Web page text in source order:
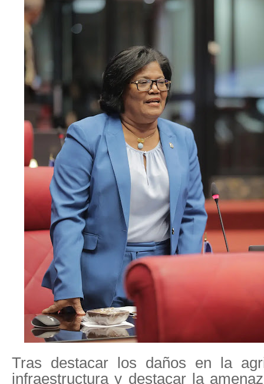
Tras destacar los daños en la
infraestructura y destacar la